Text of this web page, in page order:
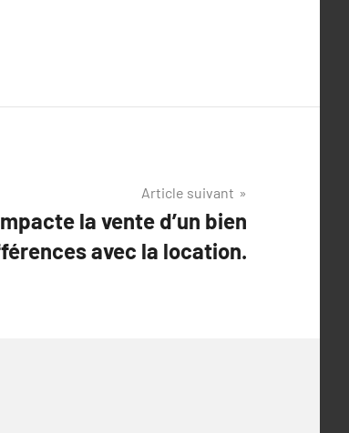
Article suivant
la vente d’un bien
avec la location.